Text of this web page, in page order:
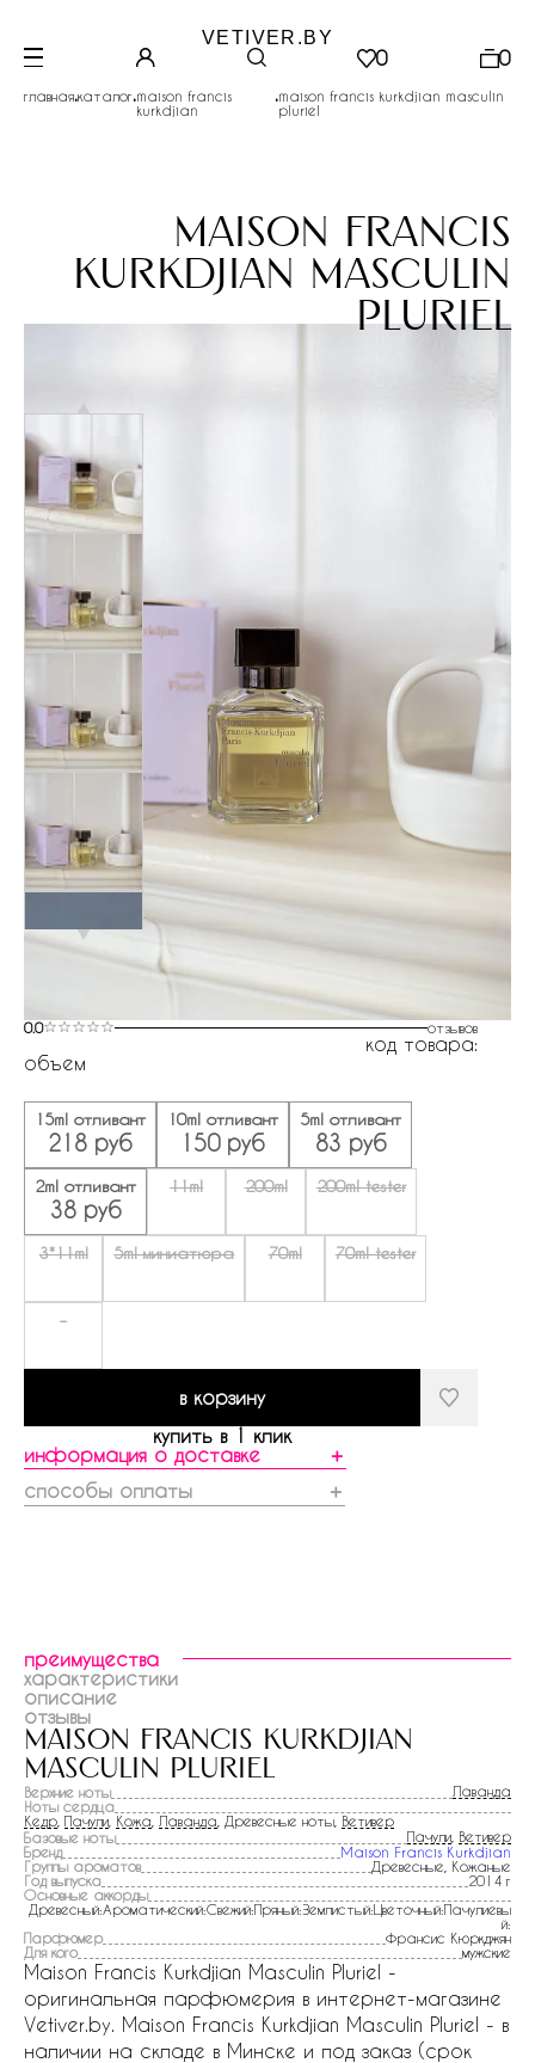
VETIVER.BY
0 0
главная.каталог.maison francis
kurkdjian
.maison francis kurkdjian masculin
pluriel
maison francis
kurkdjian masculin
pluriel
0.0 отзывов
код товара:
объем
15ml отливант
218 руб
10ml отливант
150 руб
5ml отливант
83 руб
2ml отливант
38 руб
11ml 200ml 200ml tester
3*11ml 5ml миниатюра 70ml 70ml tester
-
в корзину
купить в 1 клик
информация о доставке
＋
способы оплаты
＋
преимущества
характеристики
описание
отзывы
maison francis kurkdjian
masculin pluriel
Верхние ноты
Лаванда
Ноты сердца
Кедр Пачули Кожа Лаванда , Древесные ноты, Ветивер
Базовые ноты
Пачули Ветивер
Бренд
Maison Francis Kurkdjian
Группы ароматов
Древесные, Кожаные
Год выпуска
2014 г
Основные аккорды
Древесный:Ароматический:Свежий:Пряный:Землистый:Цветочный:Пачулиевы
й:
Парфюмер
Франсис Кюркджян
Для кого
мужские
Maison Francis Kurkdjian Masculin Pluriel -
оригинальная парфюмерия в интернет-магазине
Vetiver.by. Maison Francis Kurkdjian Masculin Pluriel - в
наличии на складе в Минске и под заказ (срок